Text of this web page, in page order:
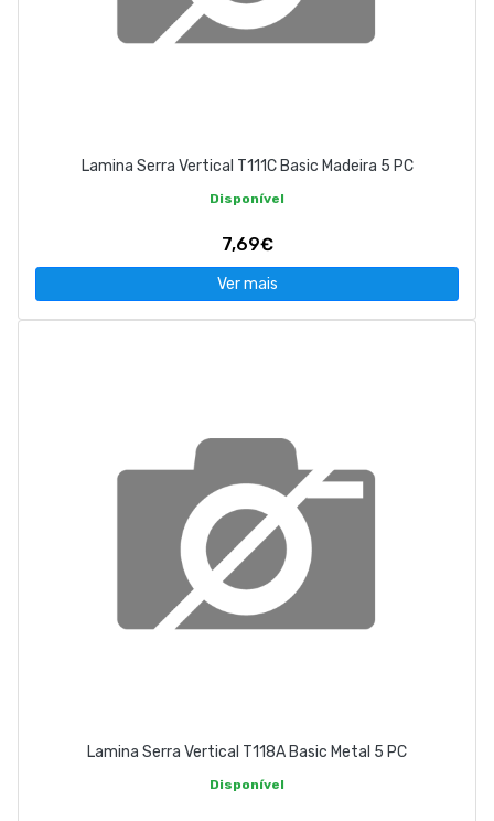
Lamina Serra Vertical T111C Basic Madeira 5 PC
Disponível
7,69€
Ver mais
Lamina Serra Vertical T118A Basic Metal 5 PC
Disponível